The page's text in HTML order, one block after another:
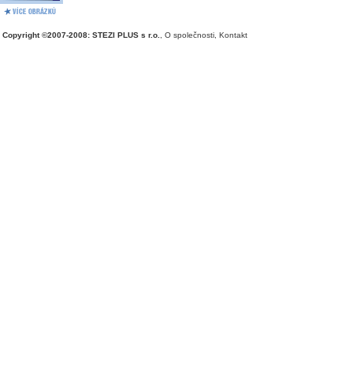
Copyright ©2007-2008: STEZI PLUS s r.o. O společnosti Kontakt